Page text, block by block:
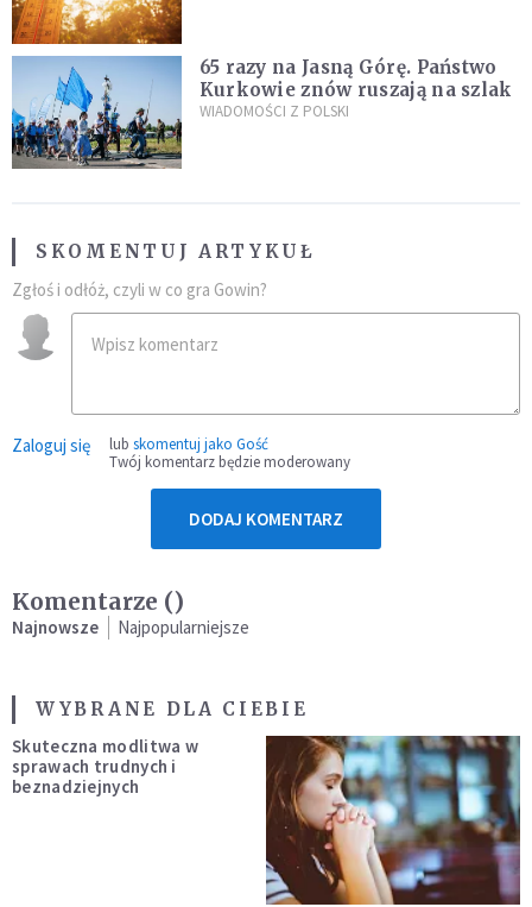
65 razy na Jasną Górę. Państwo
Kurkowie znów ruszają na szlak
WIADOMOŚCI Z POLSKI
SKOMENTUJ ARTYKUŁ
Zgłoś i odłóż, czyli w co gra Gowin?
Zaloguj się lub skomentuj jako Gość
Twój komentarz będzie moderowany
DODAJ KOMENTARZ
Komentarze ()
Najnowsze Najpopularniejsze
WYBRANE DLA CIEBIE
Skuteczna modlitwa w
sprawach trudnych i
beznadziejnych